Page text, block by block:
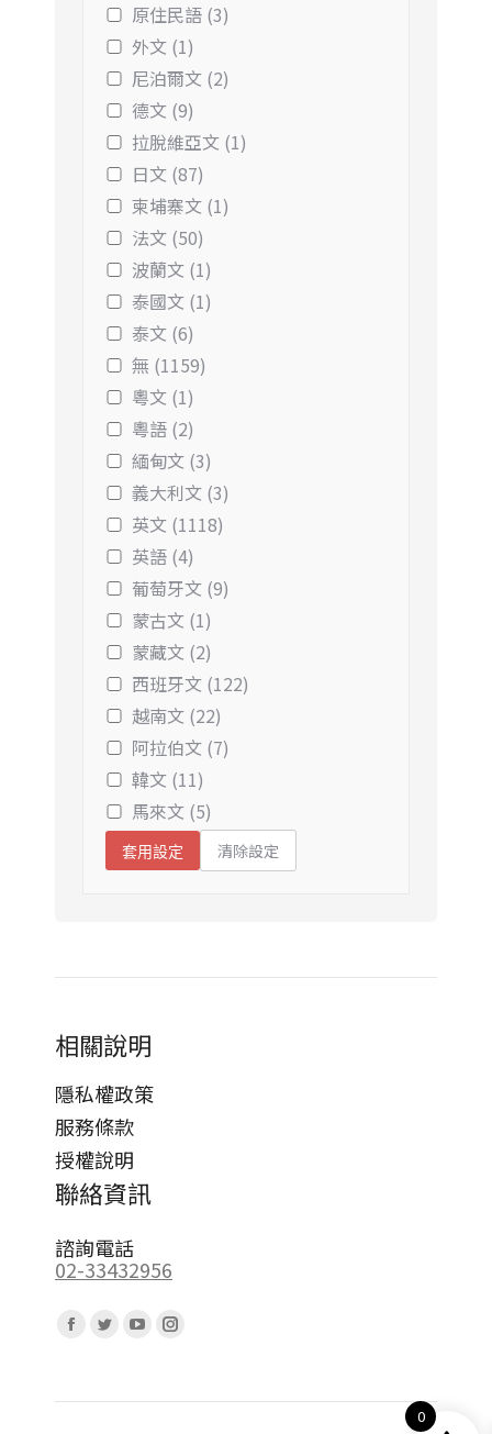
原住民語 (3)
外文 (1)
尼泊爾文 (2)
德文 (9)
拉脫維亞文 (1)
日文 (87)
柬埔寨文 (1)
法文 (50)
波蘭文 (1)
泰國文 (1)
泰文 (6)
無 (1159)
粵文 (1)
粵語 (2)
緬甸文 (3)
義大利文 (3)
英文 (1118)
英語 (4)
葡萄牙文 (9)
蒙古文 (1)
蒙藏文 (2)
西班牙文 (122)
越南文 (22)
阿拉伯文 (7)
韓文 (11)
馬來文 (5)
套用設定 清除設定
相關說明
隱私權政策
服務條款
授權說明
聯絡資訊
諮詢電話
02-33432956
Facebook
opens
Twitter
opens
YouTube
opens
Instagram
opens
0